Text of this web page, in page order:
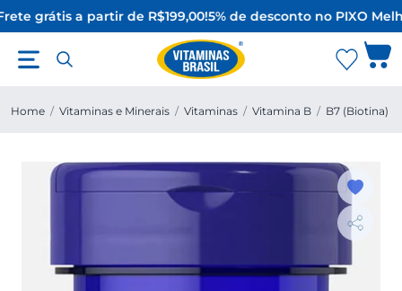
grátis a partir de R$199,00!5% de desconto no PIXO
Home / Vitaminas e Minerais / Vitaminas / Vitamina B / B7 (Biotina)